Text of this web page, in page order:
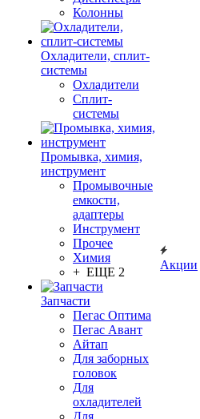
Колонны
Охладители, сплит-
системы
Охладители
Сплит-
системы
Промывка, химия,
инструмент
Промывочные
емкости,
адаптеры
Инструмент
Прочее
Химия
+ ЕЩЕ 2
Запчасти
Пегас Оптима
Пегас Авант
Айтап
Для заборных
головок
Для
охладителей
Для
Акции